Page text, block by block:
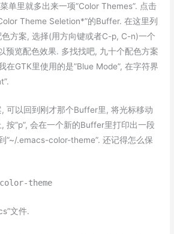
单里就多出来一项”Color Themes”. 点击
Theme Seletion*”的Buffer. 在这里列
方案, 选择(用方向键或者C-p, C-n)一个
预览配色效果. 多找找吧, 九十个配色方案
在GTK里使用的是”Blue Mode”, 在字符界
可以回到刚才那个Buffer里, 将光标移动
按”p”, 会在一个新的Buffer里打印出一段
”~/.emacs-color-theme”. 还记得怎么保
theme
文件.